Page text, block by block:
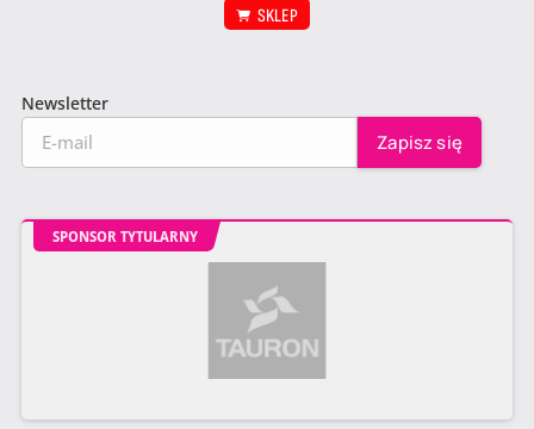
SKLEP
Newsletter
SPONSOR TYTULARNY